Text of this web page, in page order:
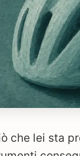
che lei sta